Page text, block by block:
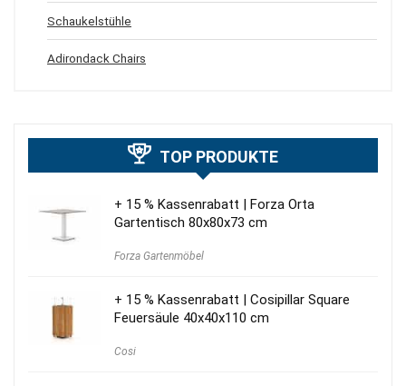
Schaukelstühle
Adirondack Chairs
TOP PRODUKTE
+ 15 % Kassenrabatt | Forza Orta
Gartentisch 80x80x73 cm
Forza Gartenmöbel
+ 15 % Kassenrabatt | Cosipillar Square
Feuersäule 40x40x110 cm
Cosi